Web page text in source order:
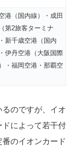
港（国内線）・成田
第2旅客ターミナ
新千歳空港（国内
伊丹空港（大阪国際
・福岡空港・那覇空
のですが、イオ
ドによって若干付
のイオンカード